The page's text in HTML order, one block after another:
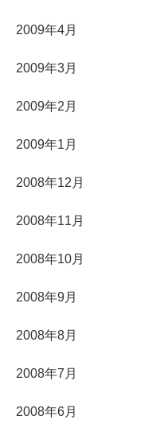
2009年4月
2009年3月
2009年2月
2009年1月
2008年12月
2008年11月
2008年10月
2008年9月
2008年8月
2008年7月
2008年6月